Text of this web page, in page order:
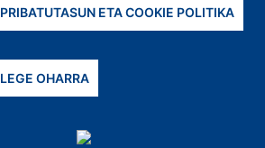
PRIBATUTASUN ETA COOKIE POLITIKA
LEGE OHARRA